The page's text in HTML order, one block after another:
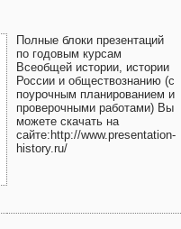
Полные блоки презентаций
по годовым курсам
Всеобщей истории, истории
России и обществознанию (с
поурочным планированием и
проверочными работами) Вы
можете скачать на
сайте:http://www.presentation-
history.ru/